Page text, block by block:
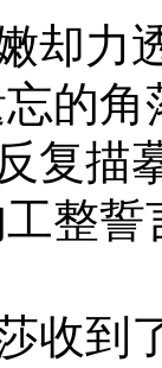
力
的
描
整
到